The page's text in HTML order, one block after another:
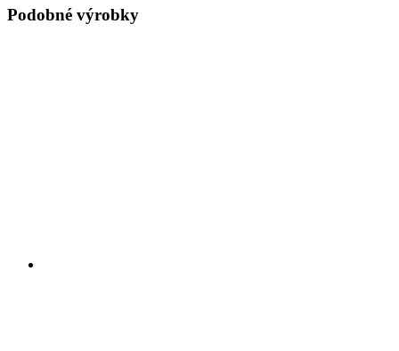
Podobné výrobky